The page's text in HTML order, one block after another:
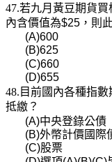
47.若九月黃豆期貨
內含價值為$25 ，則
(B)625
(C)660
(D)655
48.目前國內各種指
抵繳？
(A)中央登錄公債
(B)外幣計價國際
(C)股票